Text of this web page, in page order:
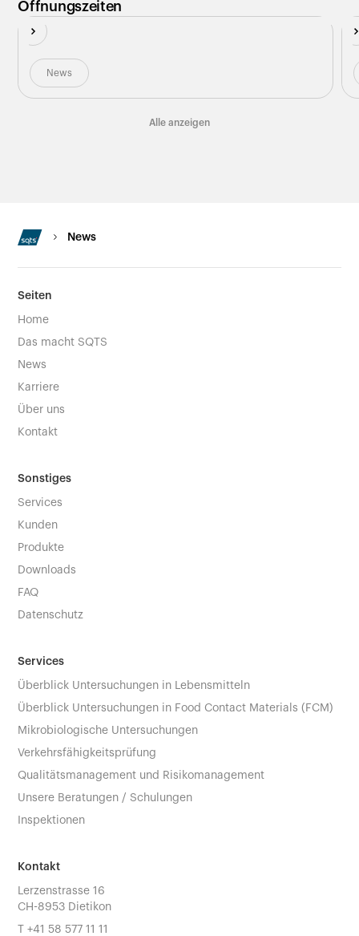
Öffnungszeiten
News
Alle anzeigen
News
Seiten
Home
Das macht SQTS
News
Karriere
Über uns
Kontakt
Sonstiges
Services
Kunden
Produkte
Downloads
FAQ
Datenschutz
Services
Überblick Untersuchungen in Lebensmitteln
Überblick Untersuchungen in Food Contact Materials (FCM)
Mikrobiologische Untersuchungen
Verkehrsfähigkeitsprüfung
Qualitätsmanagement und Risikomanagement
Unsere Beratungen / Schulungen
Inspektionen
Kontakt
Lerzenstrasse 16
CH-8953 Dietikon
T+41 58 577 11 11